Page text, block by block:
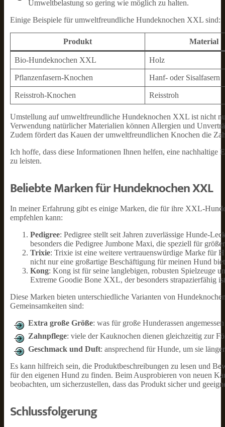
Umweltbelastung so gering wie möglich zu halten.
Einige Beispiele für umweltfreundliche Hundeknochen XXL sind:
Produkt Material
Bio-Hundeknochen XXL Holz
Pflanzenfasern-Knochen Hanf- oder Sisalfasern
Reisstroh-Knochen Reisstroh
Umstellung auf umweltfreundliche Hundeknochen XXL ist nicht
Verwendung natürlicher Materialien können Allergien und
Zudem fördert das Kauen der umweltfreundlichen Knochen die
Ich hoffe, dass diese Informationen Ihnen helfen, eine
zu leisten.
Beliebte Marken für Hundeknochen XXL
In meiner Erfahrung gibt es einige Marken, die für ihre XXL-
empfehlen kann:
Pedigree: Pedigree stellt seit Jahren zuverlässige Hunde-
besonders die Pedigree Jumbone Maxi, die speziell für
Trixie: Trixie ist eine weitere vertrauenswürdige Marke für
nicht nur eine großartige Beschäftigung für meinen Hund
Kong: Kong ist für seine langlebigen, robusten Spielzeuge
Extreme Goodie Bone XXL, der besonders strapazierfähig
Diese Marken bieten unterschiedliche Varianten von
Gemeinsamkeiten sind:
Extra große Größe: was für große Hunderassen
Zahnpflege: viele der Kauknochen dienen gleichzeitig zur
Geschmack und Duft: ansprechend für Hunde, um sie
Es kann hilfreich sein, die Produktbeschreibungen zu lesen und
für den eigenen Hund zu finden. Beim Ausprobieren von neuen
beobachten, um sicherzustellen, dass das Produkt sicher und
Schlussfolgerung